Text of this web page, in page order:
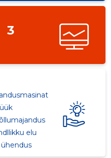
3
elu